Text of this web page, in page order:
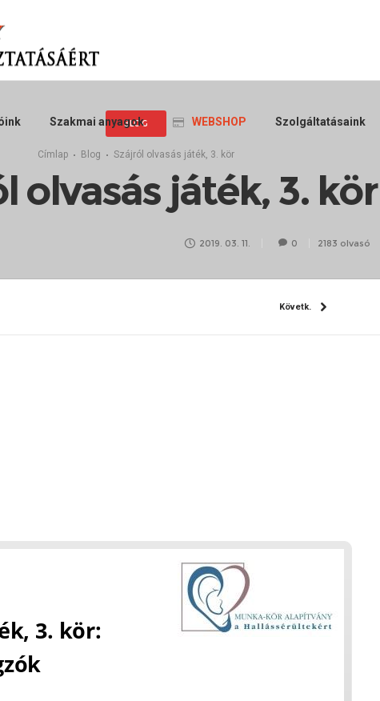
Szakmai anyagok WEBSHOP Szolgáltatásaink
BLOG
Címlap Blog Szájról olvasás játék, 3. kör
olvasás játék, 3. kör
2019. 03. 11. 0 2183 olvasó
Követk.